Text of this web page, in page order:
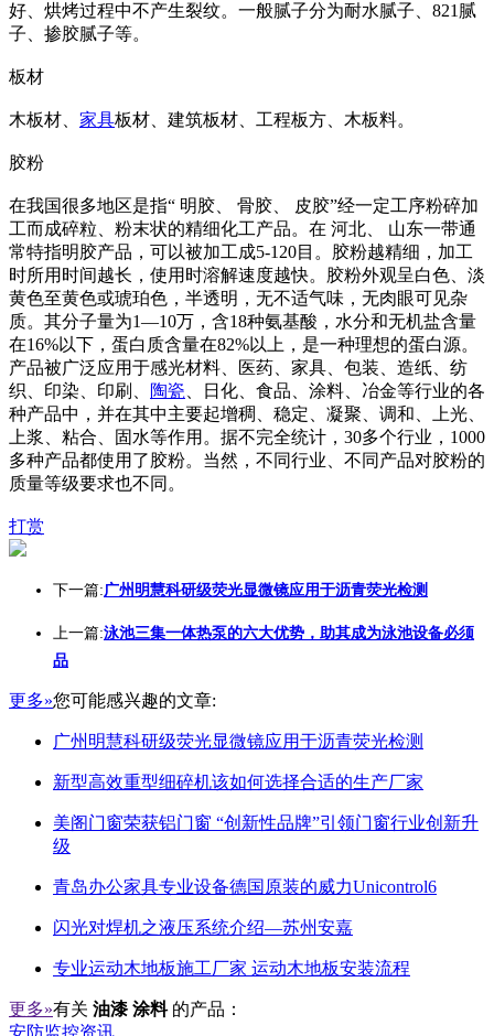
好、烘烤过程中不产生裂纹。一般腻子分为耐水腻子、821腻
子、掺胶腻子等。
板材
木板材、 家具板材、建筑板材、工程板方、木板料。
胶粉
在我国很多地区是指“ 明胶、 骨胶、 皮胶”经一定工序粉碎加
工而成碎粒、粉末状的精细化工产品。在 河北、 山东一带通
常特指明胶产品，可以被加工成5-120目。胶粉越精细，加工
时所用时间越长，使用时溶解速度越快。胶粉外观呈白色、淡
黄色至黄色或琥珀色，半透明，无不适气味，无肉眼可见杂
质。其分子量为1—10万，含18种氨基酸，水分和无机盐含量
在16%以下，蛋白质含量在82%以上，是一种理想的蛋白源。
产品被广泛应用于感光材料、医药、家具、包装、造纸、纺
织、印染、印刷、
陶瓷 、日化、食品、涂料、冶金等行业的各
种产品中，并在其中主要起增稠、稳定、凝聚、调和、上光、
上浆、粘合、固水等作用。据不完全统计，30多个行业，1000
多种产品都使用了胶粉。当然，不同行业、不同产品对胶粉的
质量等级要求也不同。
打赏
下一篇:广州明慧科研级荧光显微镜应用于沥青荧光检测
上一篇:泳池三集一体热泵的六大优势，助其成为泳池设备必须
品
更多»您可能感兴趣的文章:
广州明慧科研级荧光显微镜应用于沥青荧光检测
新型高效重型细碎机该如何选择合适的生产厂家
美阁门窗荣获铝门窗 “创新性品牌”引领门窗行业创新升
级
青岛办公家具专业设备德国原装的威力Unicontrol6
闪光对焊机之液压系统介绍—苏州安嘉
专业运动木地板施工厂家 运动木地板安装流程
更多»有关 油漆 涂料 的产品：
安防监控资讯